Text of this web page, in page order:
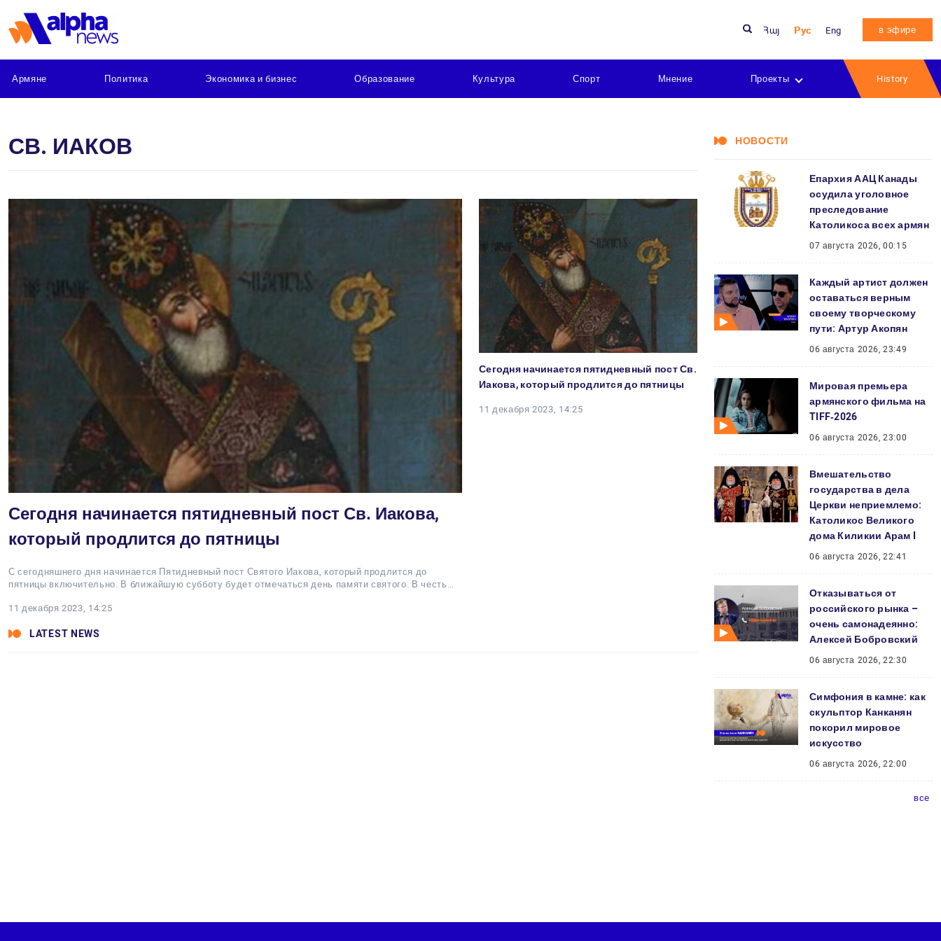
Հայ Рус Eng в эфире
Армяне Политика Экономика и бизнес Образование Культура Спорт Мнение Проекты History
СВ. ИАКОВ
Сегодня начинается пятидневный пост Св. Иакова,
который продлится до пятницы
С сегодняшнего дня начинается Пятидневный пост Святого Иакова, который продлится до
пятницы включительно. В ближайшую субботу будет отмечаться день памяти святого. В честь…
11 декабря 2023, 14:25
Сегодня начинается пятидневный пост Св.
Иакова, который продлится до пятницы
11 декабря 2023, 14:25
LATEST NEWS
НОВОСТИ
Епархия ААЦ Канады
осудила уголовное
преследование
Католикоса всех армян
07 августа 2026, 00:15
Каждый артист должен
оставаться верным
своему творческому
пути: Артур Акопян
06 августа 2026, 23:49
Мировая премьера
армянского фильма на
TIFF‑2026
06 августа 2026, 23:00
Вмешательство
государства в дела
Церкви неприемлемо:
Католикос Великого
дома Киликии Арам I
06 августа 2026, 22:41
Отказываться от
российского рынка –
очень самонадеянно:
Алексей Бобровский
06 августа 2026, 22:30
Симфония в камне: как
скульптор Канканян
покорил мировое
искусство
06 августа 2026, 22:00
все